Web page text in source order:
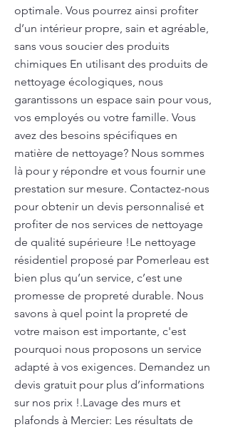
optimale. Vous pourrez ainsi profiter
d’un intérieur propre, sain et agréable,
sans vous soucier des produits
chimiques En utilisant des produits de
nettoyage écologiques, nous
garantissons un espace sain pour vous,
vos employés ou votre famille. Vous
avez des besoins spécifiques en
matière de nettoyage? Nous sommes
là pour y répondre et vous fournir une
prestation sur mesure. Contactez-nous
pour obtenir un devis personnalisé et
profiter de nos services de nettoyage
de qualité supérieure !Le nettoyage
résidentiel proposé par Pomerleau est
bien plus qu’un service, c’est une
promesse de propreté durable. Nous
savons à quel point la propreté de
votre maison est importante, c'est
pourquoi nous proposons un service
adapté à vos exigences. Demandez un
devis gratuit pour plus d’informations
sur nos prix !.Lavage des murs et
plafonds à Mercier: Les résultats de